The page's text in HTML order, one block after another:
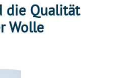
die Qualität
Wolle